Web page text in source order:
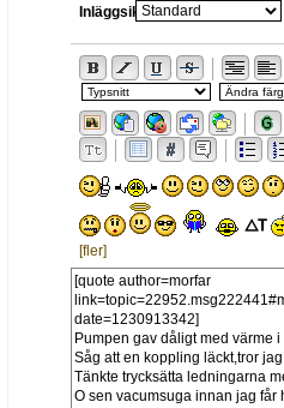
Inläggsikon:
[fler]